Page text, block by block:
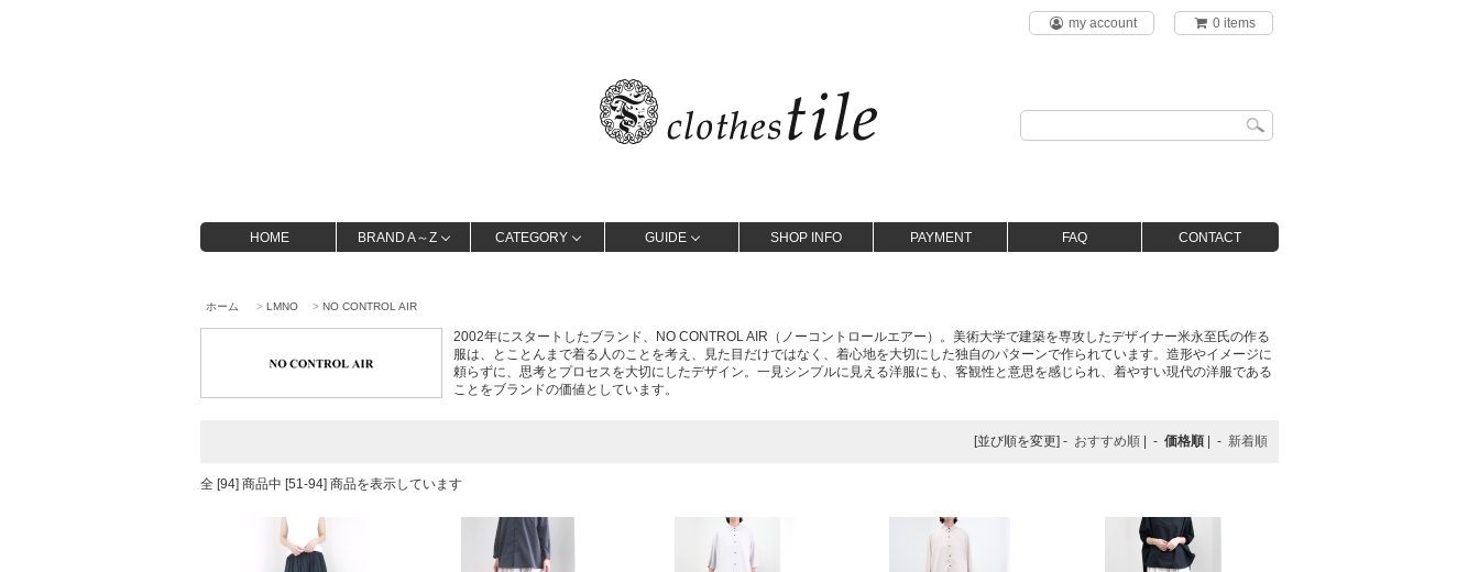
my account 0 items
HOME BRAND A～Z CATEGORY GUIDE SHOP INFO PAYMENT FAQ CONTACT
ホーム > LMNO > NO CONTROL AIR
2002年にスタートしたブランド、NO CONTROL AIR（ノーコントロールエアー）。美術大学で建築を専攻したデザイナー米永至氏の作る
服は、とことんまで着る人のことを考え、見た目だけではなく、着心地を大切にした独自のパターンで作られています。造形やイメージに
頼らずに、思考とプロセスを大切にしたデザイン。一見シンプルに見える洋服にも、客観性と意思を感じられ、着やすい現代の洋服である
ことをブランドの価値としています。
[並び順を変更] - おすすめ順 | - 価格順 | - 新着順
全 [94] 商品中 [51-94] 商品を表示しています